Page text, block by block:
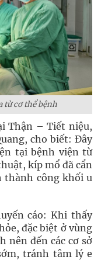
từ cơ thể bệnh
Thận – Tiết niệu,
cho biết: Đây
tại bệnh viện từ
kíp mổ đã cẩn
thành công khối u
cáo: Khi thấy
đặc biệt ở vùng
nên đến các cơ sở
tránh tâm lý e